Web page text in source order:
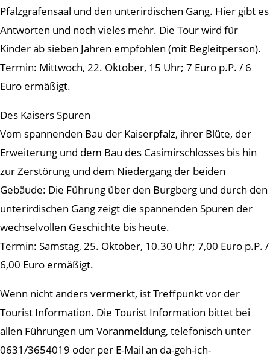
Pfalzgrafensaal und den unterirdischen Gang. Hier gibt es
Antworten und noch vieles mehr. Die Tour wird für
Kinder ab sieben Jahren empfohlen (mit Begleitperson).
Termin: Mittwoch, 22. Oktober, 15 Uhr; 7 Euro p.P. / 6
Euro ermäßigt.
Des Kaisers Spuren
Vom spannenden Bau der Kaiserpfalz, ihrer Blüte, der
Erweiterung und dem Bau des Casimirschlosses bis hin
zur Zerstörung und dem Niedergang der beiden
Gebäude: Die Führung über den Burgberg und durch den
unterirdischen Gang zeigt die spannenden Spuren der
wechselvollen Geschichte bis heute.
Termin: Samstag, 25. Oktober, 10.30 Uhr; 7,00 Euro p.P. /
6,00 Euro ermäßigt.
Wenn nicht anders vermerkt, ist Treffpunkt vor der
Tourist Information. Die Tourist Information bittet bei
allen Führungen um Voranmeldung, telefonisch unter
0631/3654019 oder per E-Mail an da-geh-ich-